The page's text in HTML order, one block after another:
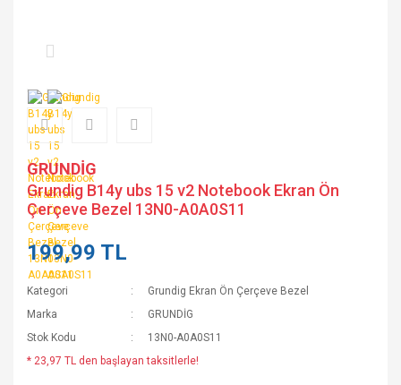
GRUNDİG
Grundig B14y ubs 15 v2 Notebook Ekran Ön
Çerçeve Bezel 13N0-A0A0S11
199,99 TL
Kategori
Grundig Ekran Ön Çerçeve Bezel
Marka
GRUNDİG
Stok Kodu
13N0-A0A0S11
* 23,97 TL den başlayan taksitlerle!